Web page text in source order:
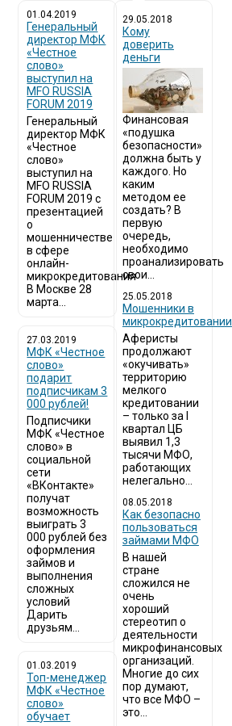
01.04.2019
Генеральный
директор МФК
«Честное
слово»
выступил на
MFO RUSSIA
FORUM 2019
Генеральный
директор МФК
«Честное
слово»
выступил на
MFO RUSSIA
FORUM 2019 с
презентацией
о
мошенничестве
в сфере
онлайн-
микрокредитования
В Москве 28
марта...
27.03.2019
МФК «Честное
слово»
подарит
подписчикам 3
000 рублей!
Подписчики
МФК «Честное
слово» в
социальной
сети
«ВКонтакте»
получат
возможность
выиграть 3
000 рублей без
оформления
займов и
выполнения
сложных
условий
Дарить
друзьям...
01.03.2019
Топ-менеджер
МФК «Честное
слово»
обучает
29.05.2018
Кому
доверить
деньги
Финансовая
«подушка
безопасности»
должна быть у
каждого. Но
каким
методом ее
создать? В
первую
очередь,
необходимо
проанализировать
свои...
25.05.2018
Мошенники в
микрокредитовании
Аферисты
продолжают
«окучивать»
территорию
мелкого
кредитовании
– только за I
квартал ЦБ
выявил 1,3
тысячи МФО,
работающих
нелегально...
08.05.2018
Как безопасно
пользоваться
займами МФО
В нашей
стране
сложился не
очень
хороший
стереотип о
деятельности
микрофинансовых
организаций.
Многие до сих
пор думают,
что все МФО –
это...